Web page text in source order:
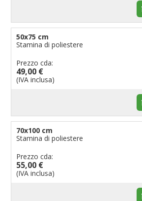
50x75 cm
Stamina di poliestere
Prezzo cda:
49,00 €
(IVA inclusa)
70x100 cm
Stamina di poliestere
Prezzo cda:
55,00 €
(IVA inclusa)